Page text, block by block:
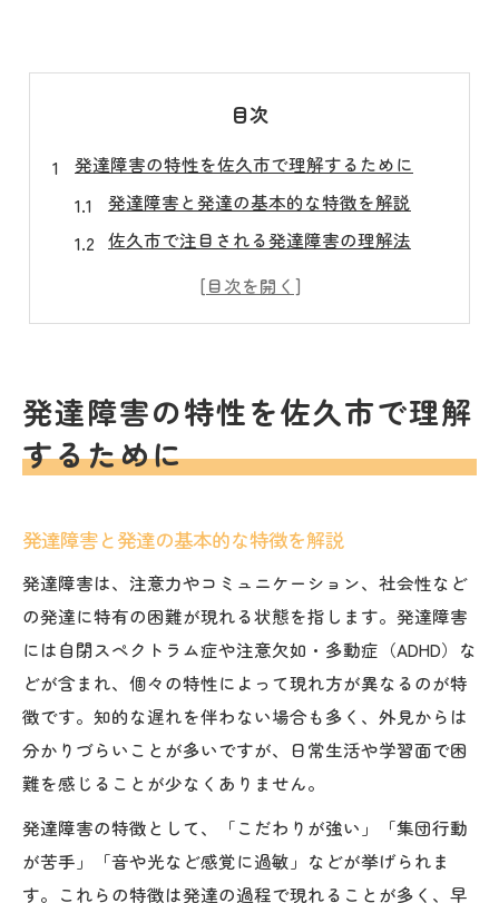
目次
発達障害の特性を佐久市で理解するために
発達障害と発達の基本的な特徴を解説
佐久市で注目される発達障害の理解法
発達障害児の特性と日常の変化に注目
発達検査で明らかになる発達障害の特徴
佐久市の発達検査の流れと注意点
発達検査がもたらす家族へのメリット
専門機関による発達検査のポイント解説
子育て世代が知るべき発達支援の実情
発達障害家庭が利用できる支援内容
佐久市で受けられる発達支援の特徴
発達検査後の子育てサポート体制紹介
佐久市における発達障害支援のポイント
発達障害支援の現状と今後の課題を把握
発達障害の特性を佐久市で理解
するために
発達障害と発達の基本的な特徴を解説
発達障害は、注意力やコミュニケーション、社会性など
の発達に特有の困難が現れる状態を指します。発達障害
には自閉スペクトラム症や注意欠如・多動症（ADHD）な
どが含まれ、個々の特性によって現れ方が異なるのが特
徴です。知的な遅れを伴わない場合も多く、外見からは
分かりづらいことが多いですが、日常生活や学習面で困
難を感じることが少なくありません。
発達障害の特徴として、「こだわりが強い」「集団行動
が苦手」「音や光など感覚に過敏」などが挙げられま
す。これらの特徴は発達の過程で現れることが多く、早